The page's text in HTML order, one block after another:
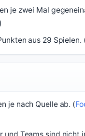
je zwei Mal
)
aus 29 Spielen.
je nach Quelle ab. (